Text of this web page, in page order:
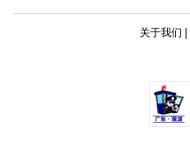
关于我们